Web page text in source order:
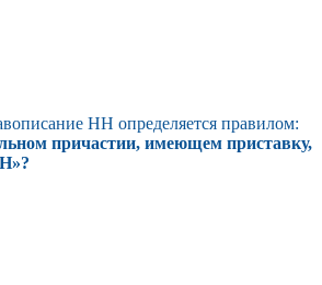
НН определяется правилом:
причастии, имеющем приставку,